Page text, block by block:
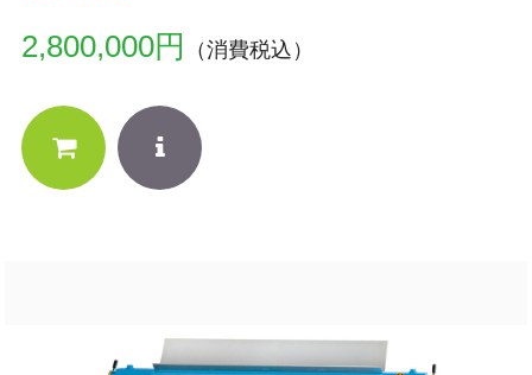
2,800,000円 （消費税込）